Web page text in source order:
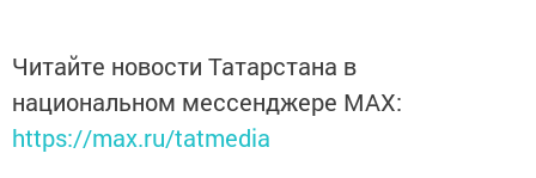
Читайте новости Татарстана в
национальном мессенджере MАХ:
https://max.ru/tatmedia